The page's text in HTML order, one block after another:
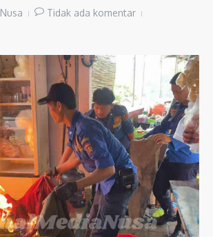
Tidak ada komentar